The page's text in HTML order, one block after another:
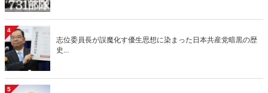
4
志位委員長が誤魔化す優生思想に染まった日本共産党暗黒の歴
史...
5